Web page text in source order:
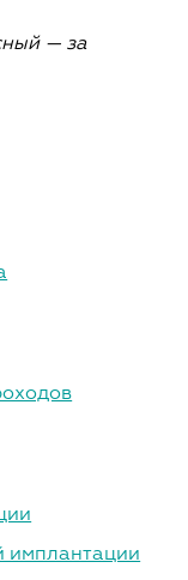
— за
имплантации